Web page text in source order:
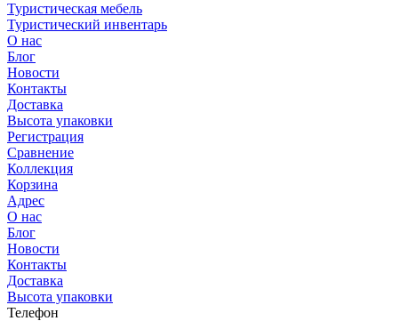
Туристическая мебель
Туристический инвентарь
О нас
Блог
Новости
Контакты
Доставка
Высота упаковки
Регистрация
Сравнение
Коллекция
Корзина
Адрес
О нас
Блог
Новости
Контакты
Доставка
Высота упаковки
Телефон